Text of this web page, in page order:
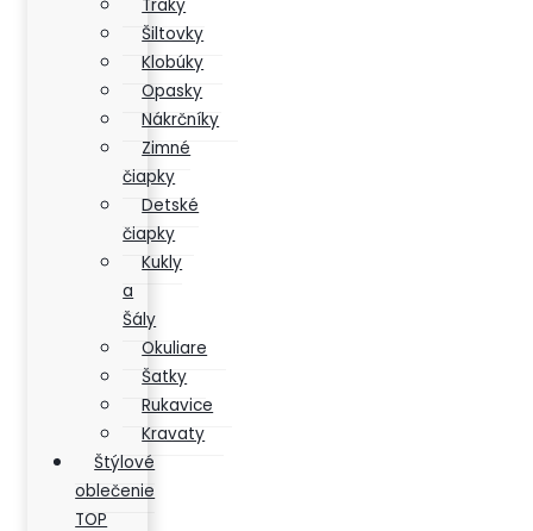
Traky
Šiltovky
Klobúky
Opasky
Nákrčníky
Zimné
čiapky
Detské
čiapky
Kukly
a
Šály
Okuliare
Šatky
Rukavice
Kravaty
Štýlové
oblečenie
TOP